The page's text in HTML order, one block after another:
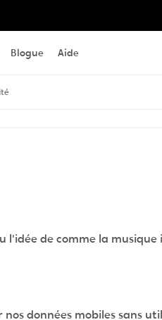
Blogue Aide
l'idée de comme la
données mobiles sans